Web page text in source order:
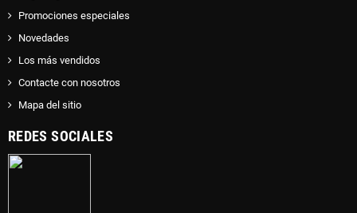
Promociones especiales
Novedades
Los más vendidos
Contacte con nosotros
Mapa del sitio
REDES SOCIALES